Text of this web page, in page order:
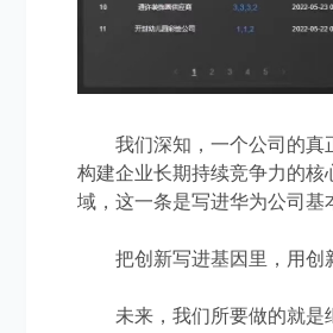
我们深知，一个公司的真
构建企业长期持续竞争力的核
域，这一条是写进华为公司基
把创新写进基因里，用创
未来，我们所要做的就是